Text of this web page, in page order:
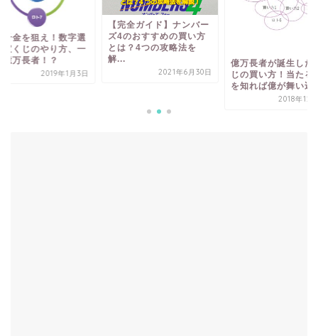
完全ガイド】ナンバー
4のおすすめの買い方
は？4つの攻略法を
...
2021年6月30日
億万長者が誕生した宝く
じの買い方！当たる方法
夜で億万長者！？
2019